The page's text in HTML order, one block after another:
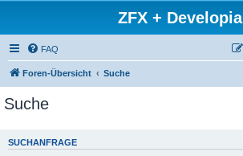
ZFX + Developia
FAQ
Foren-Übersicht Suche
Suche
SUCHANFRAGE